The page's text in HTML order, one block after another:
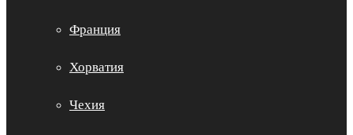
Франция
Хорватия
Чехия